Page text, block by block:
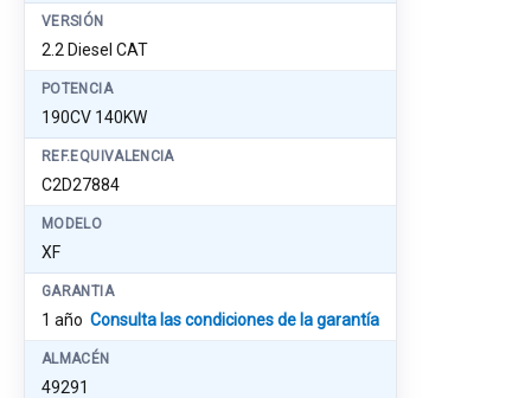
VERSIÓN
2.2 Diesel CAT
POTENCIA
190CV 140KW
REF.EQUIVALENCIA
C2D27884
MODELO
XF
GARANTIA
1 año Consulta las condiciones de la garantía
ALMACÉN
49291